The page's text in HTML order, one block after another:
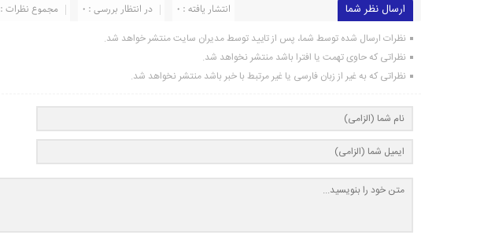
ارسال نظر شما مجموع نظرات : 0 در انتظار بررسی : 0 انتشار یافته : 0
نظرات ارسال شده توسط شما، پس از تایید توسط مدیران سایت منتشر خواهد شد.
نظراتی که حاوی تهمت یا افترا باشد منتشر نخواهد شد.
نظراتی که به غیر از زبان فارسی یا غیر مرتبط با خبر باشد منتشر نخواهد شد.